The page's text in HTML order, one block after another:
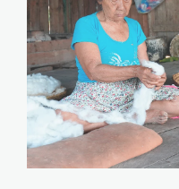
tejido-
purus-